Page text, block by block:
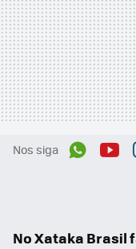
Nos siga
No Xataka Brasil